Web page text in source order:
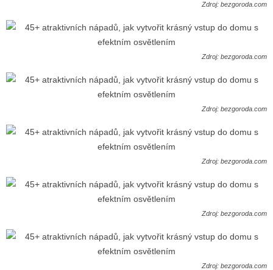
Zdroj: bezgoroda.com
Zdroj: bezgoroda.com
Zdroj: bezgoroda.com
Zdroj: bezgoroda.com
Zdroj: bezgoroda.com
Zdroj: bezgoroda.com